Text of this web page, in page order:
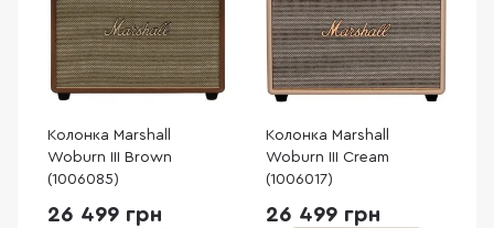
Колонка Marshall
Woburn III Brown
(1006085)
26 499 грн
Колонка Marshall
Woburn III Cream
(1006017)
26 499 грн